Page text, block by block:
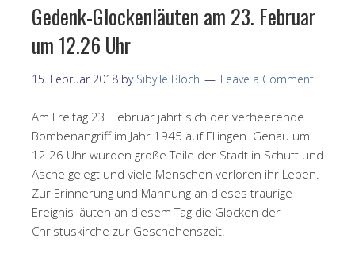
Gedenk-Glockenläuten am 23. Februar
um 12.26 Uhr
15. Februar 2018 by Sibylle Bloch Leave a Comment
Am Freitag 23. Februar jährt sich der verheerende
Bombenangriff im Jahr 1945 auf Ellingen. Genau um
12.26 Uhr wurden große Teile der Stadt in Schutt und
Asche gelegt und viele Menschen verloren ihr Leben.
Zur Erinnerung und Mahnung an dieses traurige
Ereignis läuten an diesem Tag die Glocken der
Christuskirche zur Geschehenszeit.